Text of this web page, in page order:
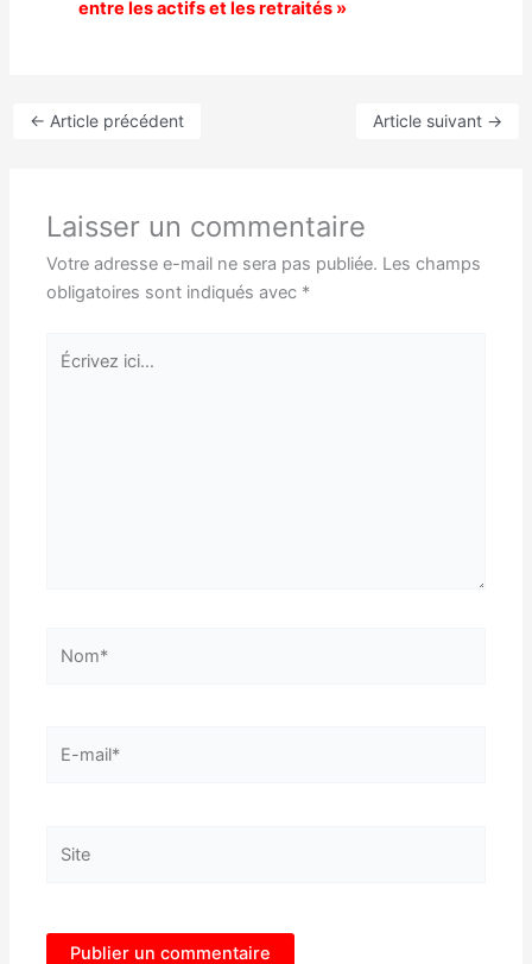
entre les actifs et les retraités »
← Article précédent Article suivant →
Laisser un commentaire
Votre adresse e-mail ne sera pas publiée. Les champs
obligatoires sont indiqués avec *
Écrivez